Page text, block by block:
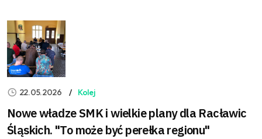
22.05.2026 Kolej
Nowe władze SMK i wielkie plany dla Racławic
Śląskich. "To może być perełka regionu"